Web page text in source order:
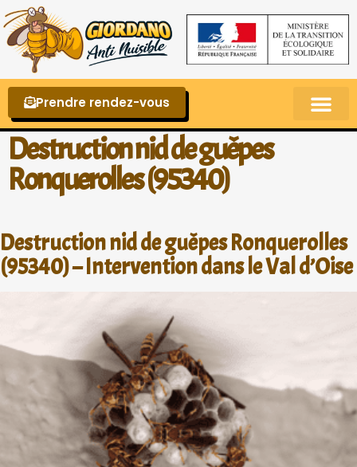
Prendre rendez-vous
Destruction nid de guêpes
Ronquerolles (95340)
Destruction nid de guêpes Ronquerolles
(95340) – Intervention dans le Val d’Oise